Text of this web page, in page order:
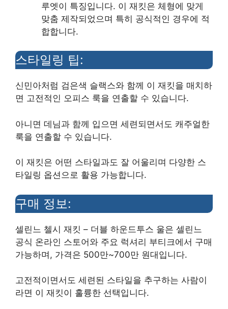
루엣이 특징입니다. 이 재킷은 체형에 맞게
맞춤 제작되었으며 특히 공식적인 경우에 적
합합니다.
스타일링 팁:
신민아처럼 검은색 슬랙스와 함께 이 재킷을 매치하
면 고전적인 오피스 룩을 연출할 수 있습니다.
아니면 데님과 함께 입으면 세련되면서도 캐주얼한
룩을 연출할 수 있습니다.
이 재킷은 어떤 스타일과도 잘 어울리며 다양한 스
타일링 옵션으로 활용 가능합니다.
구매 정보:
셀린느 첼시 재킷 – 더블 하운드투스 울은 셀린느
공식 온라인 스토어와 주요 럭셔리 부티크에서 구매
가능하며, 가격은 500만~700만 원대입니다.
고전적이면서도 세련된 스타일을 추구하는 사람이
라면 이 재킷이 훌륭한 선택입니다.